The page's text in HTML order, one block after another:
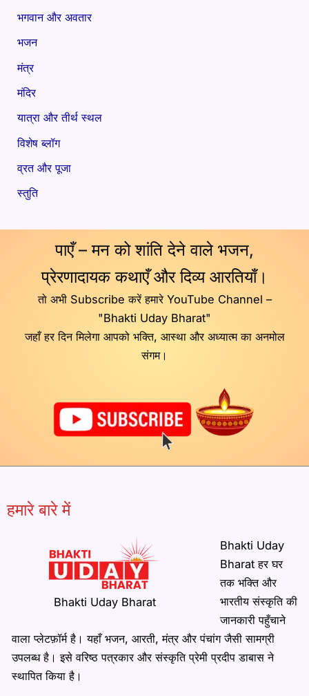
भगवान और अवतार
भजन
मंत्र
मंदिर
यात्रा और तीर्थ स्थल
विशेष ब्लॉग
व्रत और पूजा
स्तुति
पाएँ – मन को शांति देने वाले भजन,
प्रेरणादायक कथाएँ और दिव्य आरतियाँ।
तो अभी Subscribe करें हमारे YouTube Channel –
"Bhakti Uday Bharat"
जहाँ हर दिन मिलेगा आपको भक्ति, आस्था और अध्यात्म का अनमोल
संगम।
हमारे बारे में
Bhakti Uday Bharat
Bhakti Uday
Bharat हर घर
तक भक्ति और
भारतीय संस्कृति की
जानकारी पहुँचाने
वाला प्लेटफ़ॉर्म है। यहाँ भजन, आरती, मंत्र और पंचांग जैसी सामग्री
उपलब्ध है। इसे वरिष्ठ पत्रकार और संस्कृति प्रेमी प्रदीप डाबास ने
स्थापित किया है।